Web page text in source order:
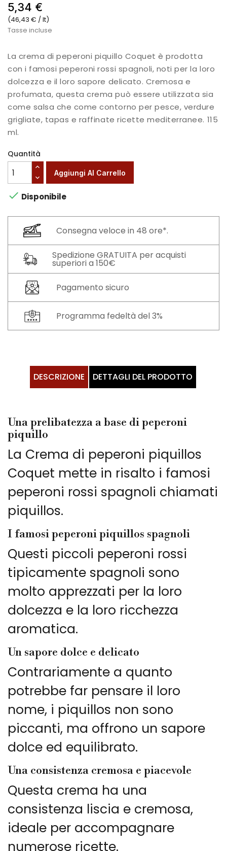
5,34 €
(46,43 € / lt)
Tasse incluse
La crema di peperoni piquillo Coquet è prodotta
con i famosi peperoni rossi spagnoli, noti per la loro
dolcezza e il loro sapore delicato. Cremosa e
profumata, questa crema può essere utilizzata sia
come salsa che come contorno per pesce, verdure
grigliate, tapas e raffinate ricette mediterranee. 115
ml.
Quantità
Aggiungi Al Carrello
 Disponibile
Consegna veloce in 48 ore*.
Spedizione GRATUITA per acquisti
superiori a 150€
Pagamento sicuro
Programma fedeltà del 3%
DESCRIZIONE DETTAGLI DEL PRODOTTO
Una prelibatezza a base di peperoni
piquillo
La Crema di peperoni piquillos
Coquet mette in risalto i famosi
peperoni rossi spagnoli chiamati
piquillos.
I famosi peperoni piquillos spagnoli
Questi piccoli peperoni rossi
tipicamente spagnoli sono
molto apprezzati per la loro
dolcezza e la loro ricchezza
aromatica.
Un sapore dolce e delicato
Contrariamente a quanto
potrebbe far pensare il loro
nome, i piquillos non sono
piccanti, ma offrono un sapore
dolce ed equilibrato.
Una consistenza cremosa e piacevole
Questa crema ha una
consistenza liscia e cremosa,
ideale per accompagnare
numerose ricette.